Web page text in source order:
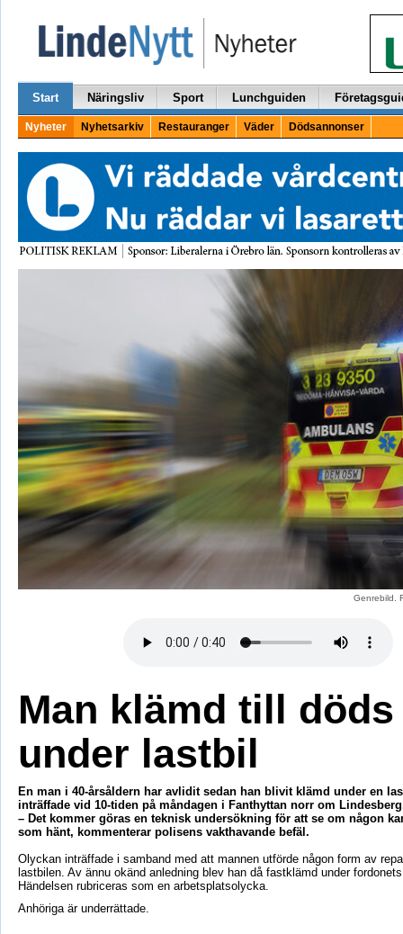
Start Näringsliv Sport Lunchguiden
Nyheter Nyhetsarkiv Restauranger Väder Dödsannonser
Genrebild.
Man klämd till döds
under lastbil
En man i 40-årsåldern har avlidit sedan han blivit klämd under en
inträffade vid 10-tiden på måndagen i Fanthyttan norr om
– Det kommer göras en teknisk undersökning för att se om någon
som hänt, kommenterar polisens vakthavande befäl.
Olyckan inträffade i samband med att mannen utförde någon form av
lastbilen. Av ännu okänd anledning blev han då fastklämd under
Händelsen rubriceras som en arbetsplatsolycka.
Anhöriga är underrättade.